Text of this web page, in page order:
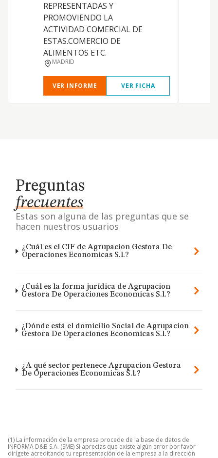
REPRESENTADAS Y
PROMOVIENDO LA
ACTIVIDAD COMERCIAL DE
ESTAS.COMERCIO DE
ALIMENTOS ETC.
MADRID
VER INFORME VER FICHA
Preguntas
frecuentes
Estas son alguna de las preguntas que se
hacen nuestros usuarios
¿Cuál es el CIF de Agrupacion Gestora De
Operaciones Economicas S.l.?
¿Cuál es la forma jurídica de Agrupacion
Gestora De Operaciones Economicas S.l.?
¿Dónde está el domicilio Social de Agrupacion
Gestora De Operaciones Economicas S.l.?
¿A qué sector pertenece Agrupacion Gestora
De Operaciones Economicas S.l.?
(1) La información de la empresa procede de la base de datos de
INFORMA D&B S.A. (SME) Si aprecias que existe algún error por favor
dirígete acreditando tu representación de la empresa a la dirección